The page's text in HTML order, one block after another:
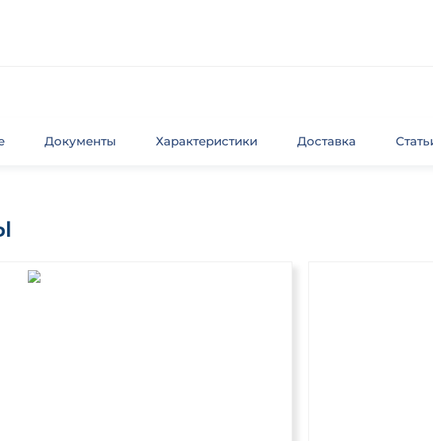
Документы Характеристики Доставка